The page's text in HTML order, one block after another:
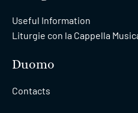
Useful Information
Liturgie con la Cappella
Duomo
Contacts